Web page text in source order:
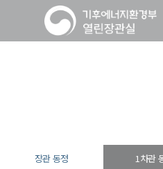
장관 동정 1차관